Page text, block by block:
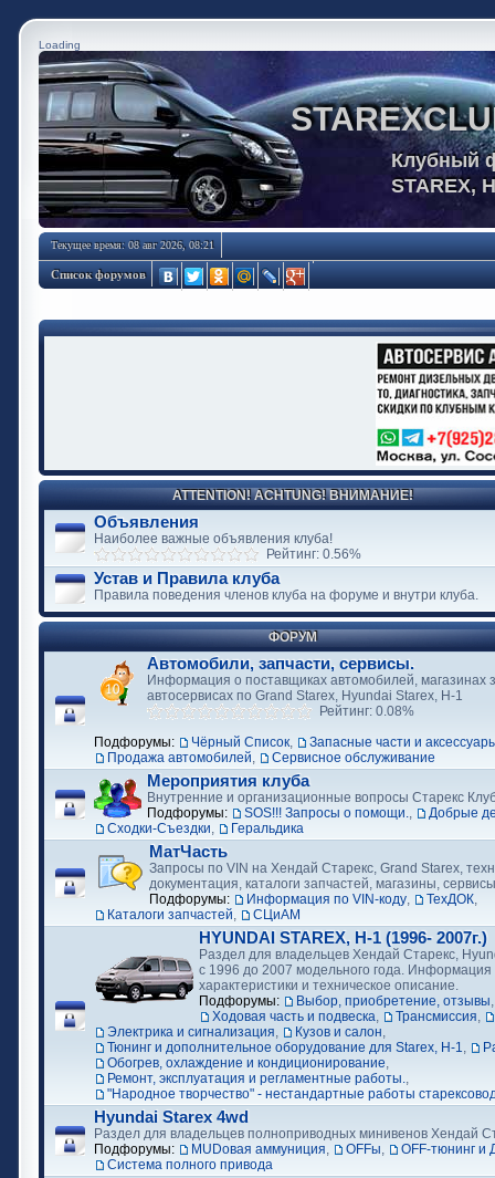
Loading
Клубный
STAREX,
Текущее время: 08 авг 2026, 08:21
Список форумов
ATTENTION! ACHTUNG! ВНИМАНИЕ!
Объявления
Наиболее важные объявления клуба!
Рейтинг: 0.56%
Устав и Правила клуба
Правила поведения членов клуба на форуме и внутри клуба.
ФОРУМ
Автомобили, запчасти, сервисы.
Информация о поставщиках автомобилей, магазинах
автосервисах по Grand Starex, Hyundai Starex, H-1
Рейтинг: 0.08%
Подфорумы:
Чёрный Список,
Запасные части и
Продажа автомобилей, Сервисное обслуживание
Мероприятия клуба
Внутренние и организационные вопросы Старекс
Подфорумы:
SOS!!! Запросы о помощи.,
Добрые
Сходки-Съездки, Геральдика
МатЧасть
Запросы по VIN на Хендай Старекс, Grand Starex,
документация, каталоги запчастей, магазины, сервисы
Подфорумы:
Информация по VIN-коду, ТехДОК,
Каталоги запчастей, СЦиАМ
HYUNDAI STAREX, H-1 (1996- 2007г.)
Раздел для владельцев Хендай Старекс,
с 1996 до 2007 модельного года. Информация
характеристики и техническое описание.
Подфорумы:
Выбор, приобретение, отзывы
Ходовая часть и подвеска, Трансмиссия,
Электрика и сигнализация, Кузов и салон,
Тюнинг и дополнительное оборудование для Starex, H-1,
Обогрев, охлаждение и кондиционирование,
Ремонт, эксплуатация и регламентные работы.,
"Народное творчество" - нестандартные работы
Hyundai Starex 4wd
Раздел для владельцев полноприводных минивенов Хендай
Подфорумы:
MUDовая аммуниция, OFFы,
OFF-тюнинг и
Cистема полного привода